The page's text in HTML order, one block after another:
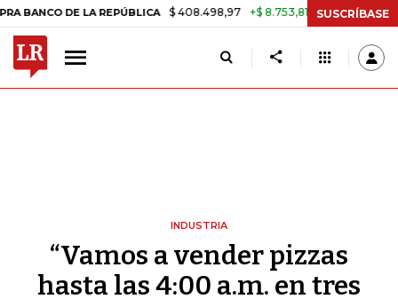
DE LA REPÚBLICA $ 408.498,97 +$ 8.753,81 +2,19% TASA DE
SUSCRÍBASE
INDUSTRIA
“Vamos a vender pizzas
hasta las 4:00 a.m. en tres